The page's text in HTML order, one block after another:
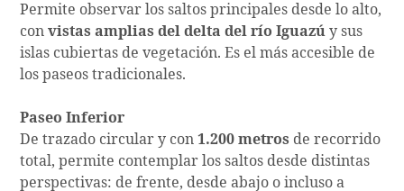
Permite observar los saltos principales desde lo alto,
convistas amplias del delta del río Iguazú y sus
islas cubiertas de vegetación. Es el más accesible de
los paseos tradicionales.
Paseo Inferior
De trazado circular y con1.200 metros de recorrido
total, permite contemplar los saltos desde distintas
perspectivas: de frente, desde abajo o incluso a